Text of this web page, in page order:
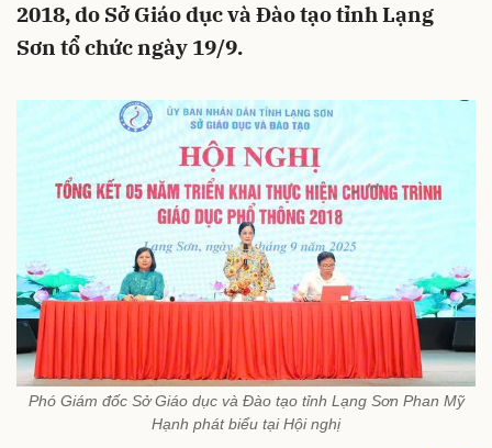
2018, do Sở Giáo dục và Đào tạo tỉnh Lạng
Sơn tổ chức ngày 19/9.
Phó Giám đốc Sở Giáo dục và Đào tạo tỉnh Lạng Sơn Phan Mỹ
Hạnh phát biểu tại Hội nghị